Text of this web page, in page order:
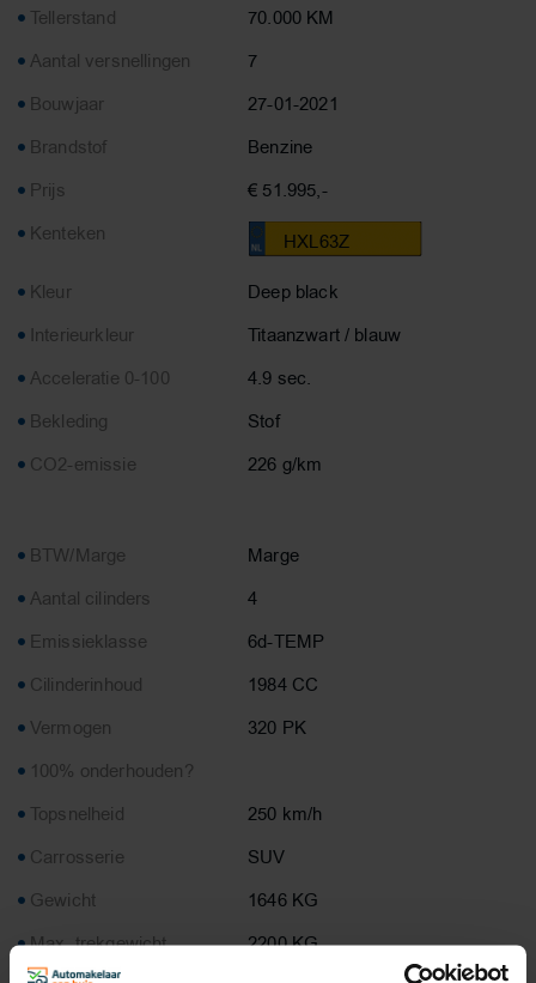
Tellerstand
70.000 KM
Aantal versnellingen
7
Bouwjaar
27-01-2021
Brandstof
Benzine
Prijs
€ 51.995,-
Kenteken
HXL63Z
Kleur
Deep black
Interieurkleur
Titaanzwart / blauw
Acceleratie 0-100
4.9 sec.
Bekleding
Stof
CO2-emissie
226 g/km
BTW/Marge
Marge
Aantal cilinders
4
Emissieklasse
6d-TEMP
Cilinderinhoud
1984 CC
Vermogen
320 PK
100% onderhouden?
Topsnelheid
250 km/h
Carrosserie
SUV
Gewicht
1646 KG
Max. trekgewicht
2200 KG